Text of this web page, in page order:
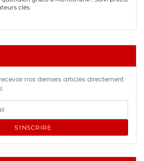
clés
nos derniers articles directement
S'INSCRIRE